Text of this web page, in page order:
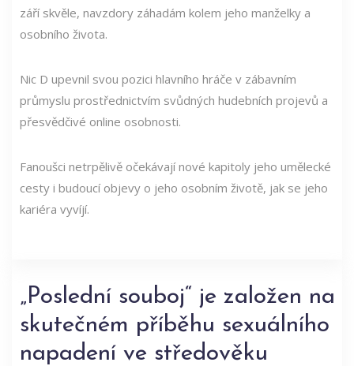
září skvěle, navzdory záhadám kolem jeho manželky a
osobního života.
Nic D upevnil svou pozici hlavního hráče v zábavním
průmyslu prostřednictvím svůdných hudebních projevů a
přesvědčivé online osobnosti.
Fanoušci netrpělivě očekávají nové kapitoly jeho umělecké
cesty i budoucí objevy o jeho osobním životě, jak se jeho
kariéra vyvíjí.
„Poslední souboj“ je založen na
skutečném příběhu sexuálního
napadení ve středověku